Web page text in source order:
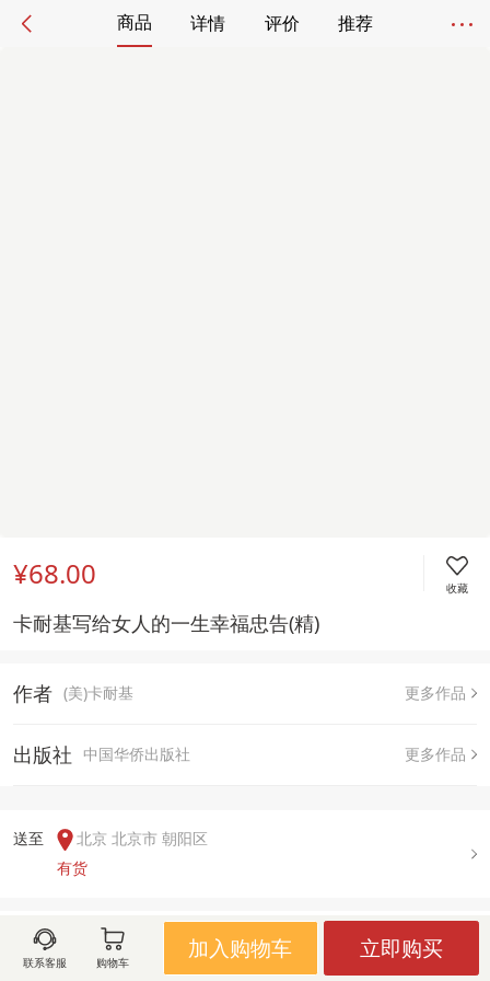
商品 详情 评价 推荐
¥68.00 收藏
卡耐基写给女人的一生幸福忠告(精)
作者 (美)卡耐基 更多作品
出版社 中国华侨出版社 更多作品
送至
北京 北京市 朝阳区
有货
用户评论(
联系客服 购物车
加入购物车 立即购买